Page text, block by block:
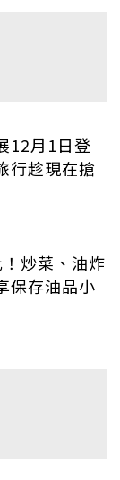
12月1日登
行趁現在搶
炒菜、油炸
保存油品小